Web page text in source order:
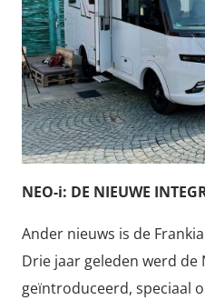
NEO-i: DE NIEUWE
Ander nieuws is de
Drie jaar geleden werd de
geïntroduceerd, speciaal